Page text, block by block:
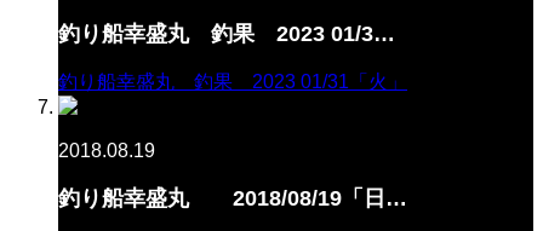
釣り船幸盛丸 釣果 2023 01/3…
釣り船幸盛丸 釣果 2023 01/31「火」
2018.08.19
釣り船幸盛丸 2018/08/19「日…